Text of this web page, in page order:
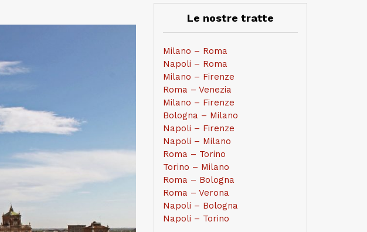
Le nostre tratte
Milano – Roma
Napoli – Roma
Milano – Firenze
Roma – Venezia
Milano – Firenze
Bologna – Milano
Napoli – Firenze
Napoli – Milano
Roma – Torino
Torino – Milano
Roma – Bologna
Roma – Verona
Napoli – Bologna
Napoli – Torino